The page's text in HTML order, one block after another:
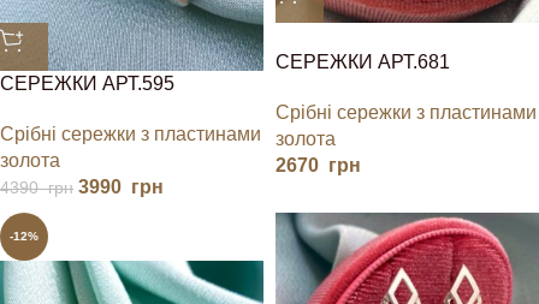
СЕРЕЖКИ АРТ.595
Срібні сережки з пластинами
золота
4390грн 3990 грн
СЕРЕЖКИ АРТ.681
Срібні сережки з пластинами
золота
2670 грн
-12%